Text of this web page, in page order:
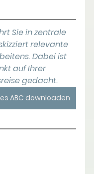
Sie in zentrale
relevante
Dabei ist
auf Ihrer
gedacht.
ABC downloaden